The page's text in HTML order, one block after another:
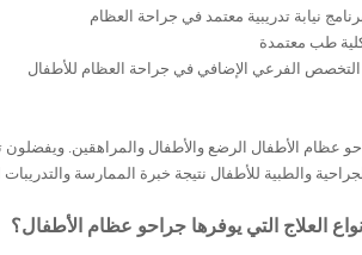
نيابة تدريبية معتمد في جراحة العظام
طب معتمدة
التخصص الفرعي الإضافي في جراحة العظام للأطفال
عظام الأطفال الرضع والأطفال والمراهقين ويفضلون
والطبية للأطفال نتيجة خبرة الممارسة والتدريبات
العلاج التي يوفرها جراحو عظام الأطفال؟